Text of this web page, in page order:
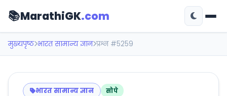
📚MarathiGK.com
मुख्यपृष्ठ भारत सामान्य ज्ञान प्रश्न #5259
भारत सामान्य ज्ञान
सोपे